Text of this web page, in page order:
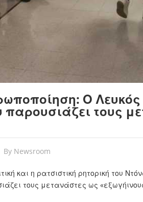
Ο Λευκός
παρουσιάζει τους
By Newsroom
και η ρατσιστική ρητορική του
τους μετανάστες ως